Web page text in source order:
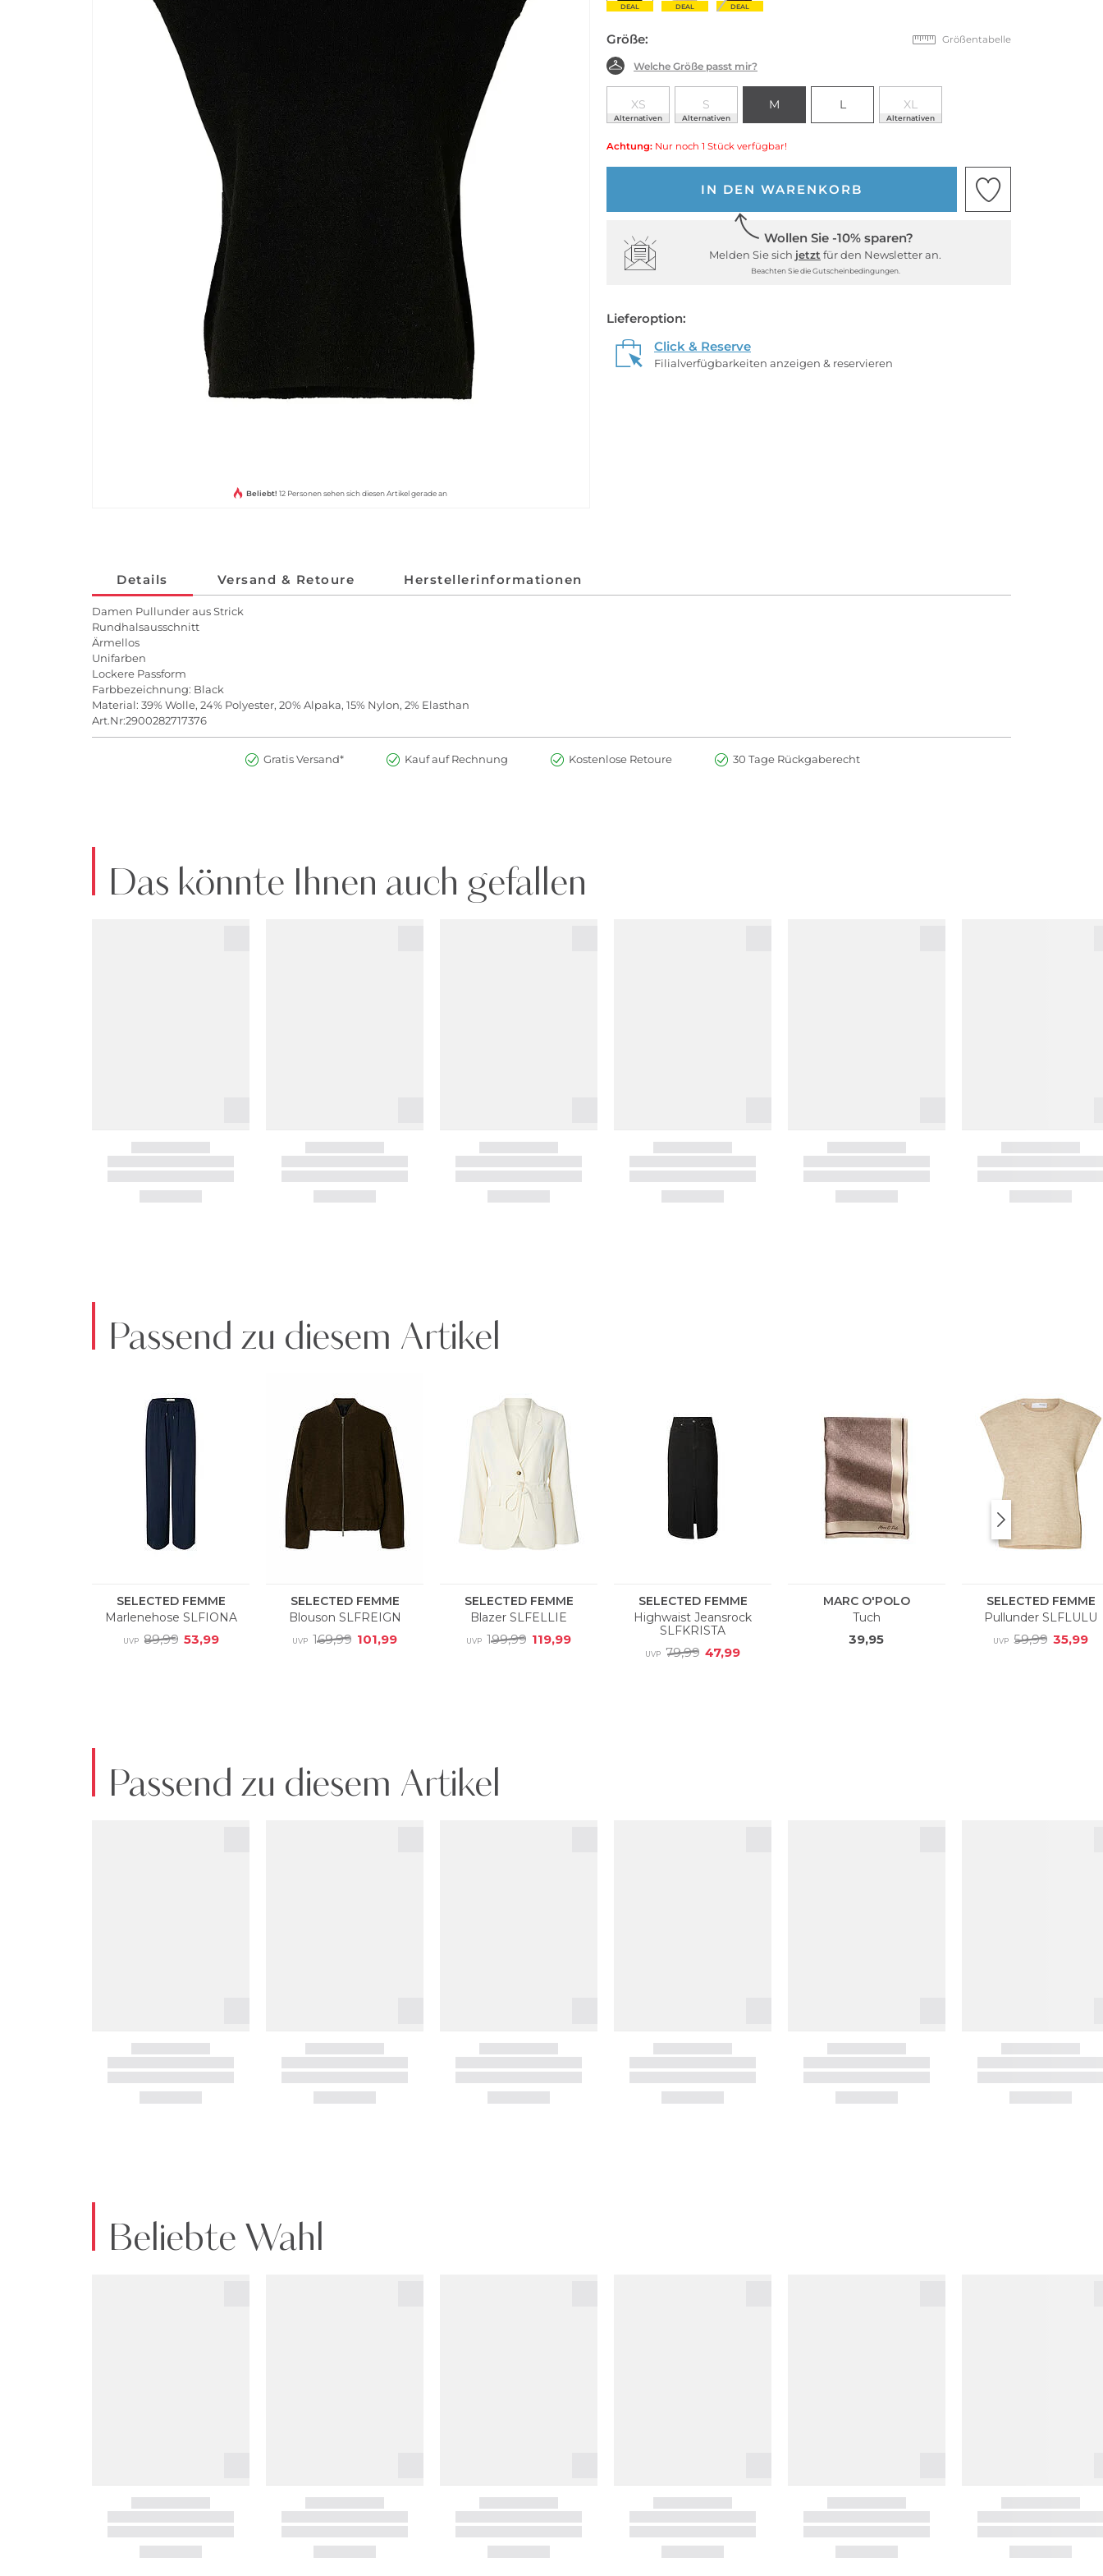
Beliebt! 12 Personen sehen sich diesen Artikel gerade an
DEAL DEAL DEAL
Größe: Größentabelle
Welche Größe passt mir?
XS
Alternativen
S
Alternativen
M L XL
Alternativen
Achtung: Nur noch 1 Stück verfügbar!
IN DEN WARENKORB
Wollen Sie -10% sparen?
Melden Sie sich jetzt für den Newsletter an.
Beachten Sie die Gutscheinbedingungen.
Lieferoption:
Click & Reserve
Filialverfügbarkeiten anzeigen & reservieren
Details Versand & Retoure Herstellerinformationen
Damen Pullunder aus Strick
Rundhalsausschnitt
Ärmellos
Unifarben
Lockere Passform
Farbbezeichnung: Black
Material: 39% Wolle, 24% Polyester, 20% Alpaka, 15% Nylon, 2% Elasthan
Art.Nr:2900282717376
Gratis Versand* Kauf auf Rechnung Kostenlose Retoure 30 Tage Rückgaberecht
Das könnte Ihnen auch gefallen
Passend zu diesem Artikel
Passend zu diesem Artikel
Beliebte Wahl